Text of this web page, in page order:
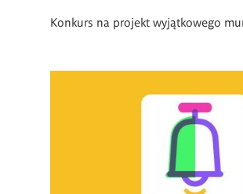
Konkurs na projekt wyjątkowego